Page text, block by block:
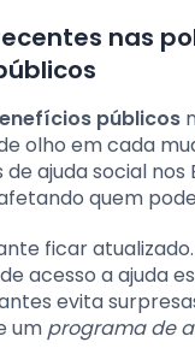
nas
públicos
olho em cada
ajuda social nos
quem
ficar atualizado.
acesso a ajuda
evita
um programa de